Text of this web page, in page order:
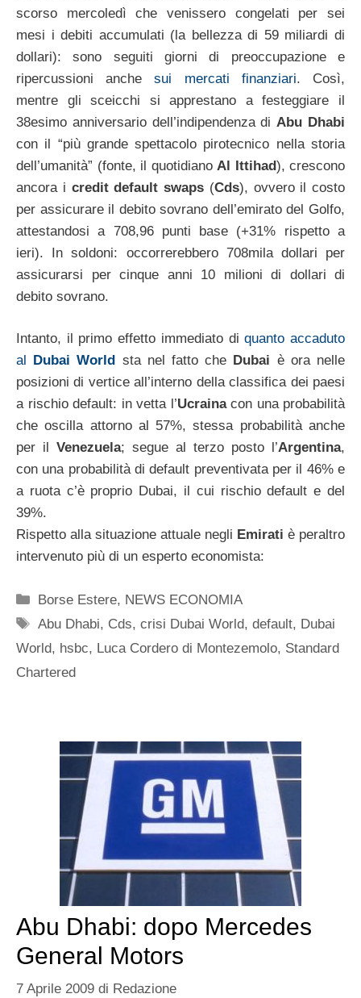
scorso mercoledì che venissero congelati per sei
mesi i debiti accumulati (la bellezza di 59 miliardi di
dollari): sono seguiti giorni di preoccupazione e
ripercussioni anchesui mercati finanziari. Così,
mentre gli sceicchi si apprestano a festeggiare il
38esimo anniversario dell’indipendenza diAbu Dhabi
con il “più grande spettacolo pirotecnico nella storia
dell’umanità” (fonte, il quotidiano Al Ittihad), crescono
ancora i credit default swaps (Cds), ovvero il costo
per assicurare il debito sovrano dell’emirato del Golfo,
attestandosi a 708,96 punti base (+31% rispetto a
ieri). In soldoni: occorrerebbero 708mila dollari per
assicurarsi per cinque anni 10 milioni di dollari di
debito sovrano.
Intanto, il primo effetto immediato diquanto accaduto
al
Dubai World sta nel fatto che Dubai è ora nelle
posizioni di vertice all’interno della classifica dei paesi
a rischio default: in vetta l’Ucraina con una probabilità
che oscilla attorno al 57%, stessa probabilità anche
per il Venezuela; segue al terzo posto l’Argentina,
con una probabilità di default preventivata per il 46% e
a ruota c’è proprio Dubai, il cui rischio default e del
39%.
Rispetto alla situazione attuale negli Emirati è peraltro
intervenuto più di un esperto economista:
Categorie
Borse Estere, NEWS ECONOMIA
Tag
Abu Dhabi, Cds,crisi Dubai World,default, Dubai
World, hsbc, Luca Cordero di Montezemolo, Standard
Chartered
Abu Dhabi: dopo Mercedes
General Motors
7 Aprile 2009 di Redazione